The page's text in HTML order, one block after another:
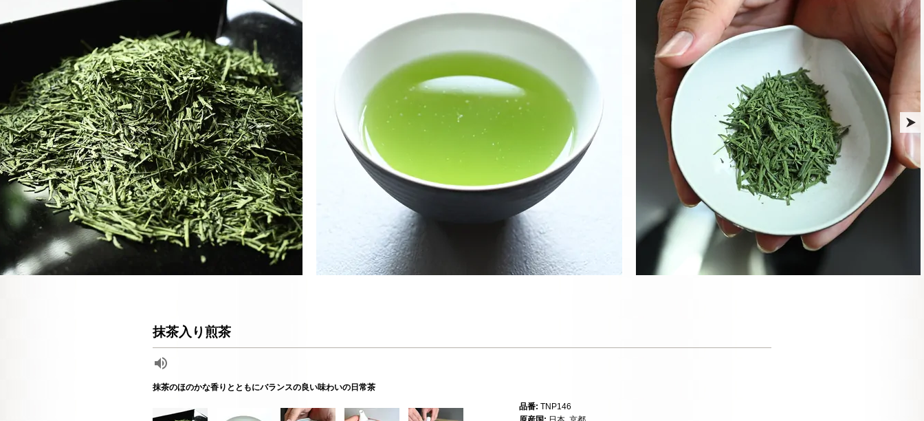
抹茶入り煎茶
抹茶のほのかな香りとともにバランスの良い味わいの日常茶
品番: TNP146